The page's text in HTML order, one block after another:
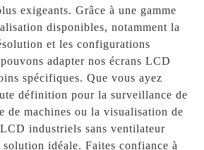
exigeants. Grâce à une gamme
disponibles, notamment la
et les configurations
adapter nos écrans LCD
spécifiques. Que vous ayez
définition pour la surveillance de
de machines ou la visualisation de
industriels sans ventilateur
solution idéale. Faites confiance à